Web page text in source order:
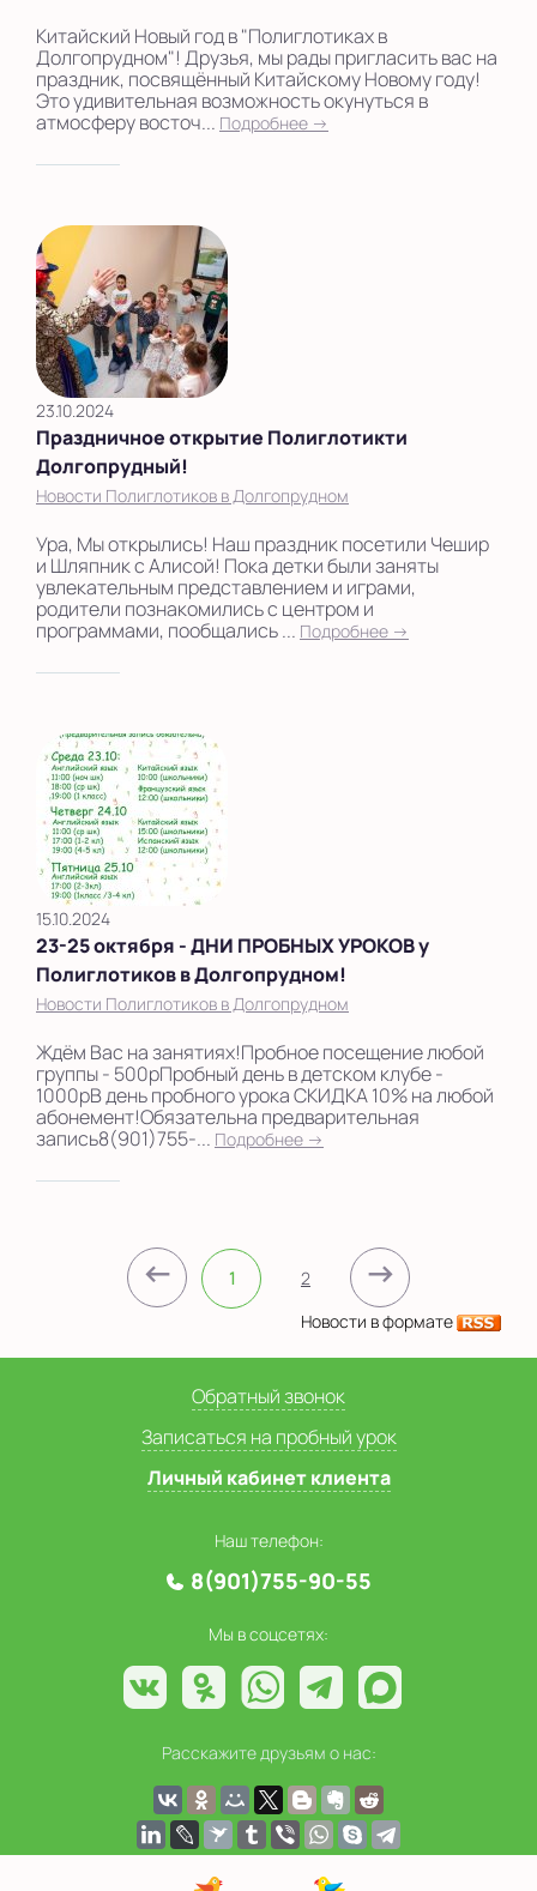
Китайский Новый год в "Полиглотиках в
Долгопрудном"! Друзья, мы рады пригласить вас на
праздник, посвящённый Китайскому Новому году!
Это удивительная возможность окунуться в
атмосферу восточ... Подробнее →
23.10.2024
Праздничное открытие Полиглотикти
Долгопрудный!
Новости Полиглотиков в Долгопрудном
Ура, Мы открылись! Наш праздник посетили Чешир
и Шляпник с Алисой! Пока детки были заняты
увлекательным представлением и играми,
родители познакомились с центром и
программами, пообщались ... Подробнее →
15.10.2024
23-25 октября - ДНИ ПРОБНЫХ УРОКОВ у
Полиглотиков в Долгопрудном!
Новости Полиглотиков в Долгопрудном
Ждём Вас на занятиях!Пробное посещение любой
группы - 500рПробный день в детском клубе -
1000рВ день пробного урока СКИДКА 10% на любой
абонемент!Обязательна предварительная
запись8(901)755-... Подробнее →
← 1 2 →
Новости в формате
Обратный звонок
Записаться на пробный урок
Личный кабинет клиента
Наш телефон:
8(901)755-90-55
Мы в соцсетях:
Расскажите друзьям о нас: